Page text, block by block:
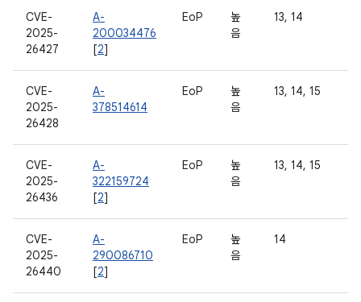
CVE-
2025-
26427
A-
200034476
[2]
EoP
높
음
13, 14
CVE-
2025-
26428
A-
378514614
EoP
높
음
13, 14, 15
CVE-
2025-
26436
A-
322159724
[2]
EoP
높
음
13, 14, 15
CVE-
2025-
26440
A-
290086710
[2]
EoP
높
음
14